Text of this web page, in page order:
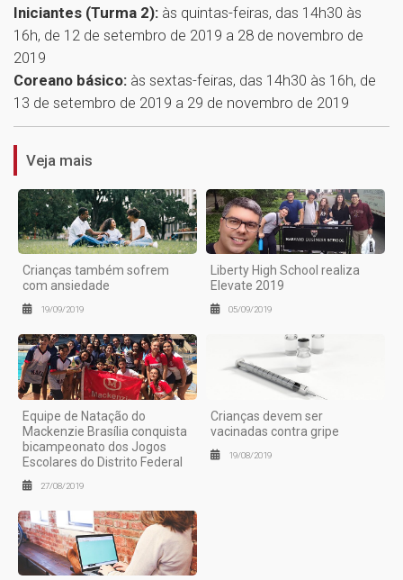
Iniciantes (Turma 2): às quintas-feiras, das 14h30 às
16h, de 12 de setembro de 2019 a 28 de novembro de
2019
Coreano básico: às sextas-feiras, das 14h30 às 16h, de
13 de setembro de 2019 a 29 de novembro de 2019
1
Veja mais
Crianças também sofrem
com ansiedade
19/09/2019
Liberty High School realiza
Elevate 2019
05/09/2019
Equipe de Natação do
Mackenzie Brasília conquista
bicampeonato dos Jogos
Escolares do Distrito Federal
27/08/2019
Crianças devem ser
vacinadas contra gripe
19/08/2019